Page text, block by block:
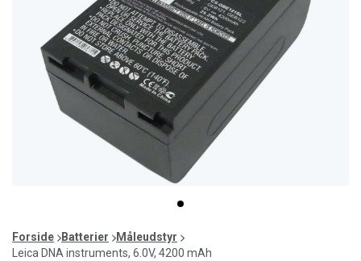
item
0
of
1
Forside Batterier
Måleudstyr
Leica DNA instruments, 6.0V, 4200 mAh